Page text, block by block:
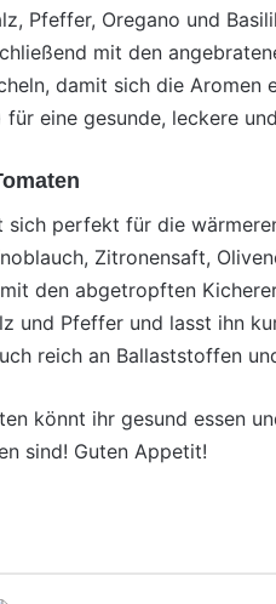
Pfeffer, Oregano und
mit den
damit sich die
eine gesunde, leckere
perfekt für die
Zitronensaft,
den abgetropften
und Pfeffer und lasst ihn
reich an Ballaststoffen
könnt ihr gesund essen
sind! Guten Appetit!